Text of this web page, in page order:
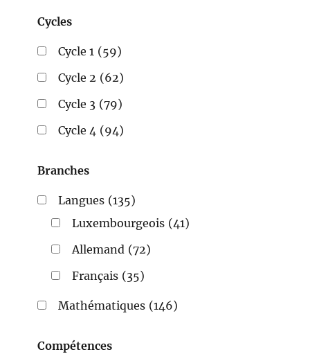
Cycles
Cycle 1 (59)
Cycle 2 (62)
Cycle 3 (79)
Cycle 4 (94)
Branches
Langues (135)
Luxembourgeois (41)
Allemand (72)
Français (35)
Mathématiques (146)
Compétences